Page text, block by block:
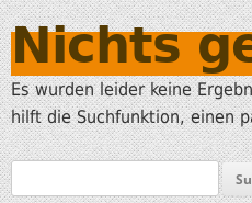
Nichts
Es wurden leider keine
hilft die Suchfunktion, einen